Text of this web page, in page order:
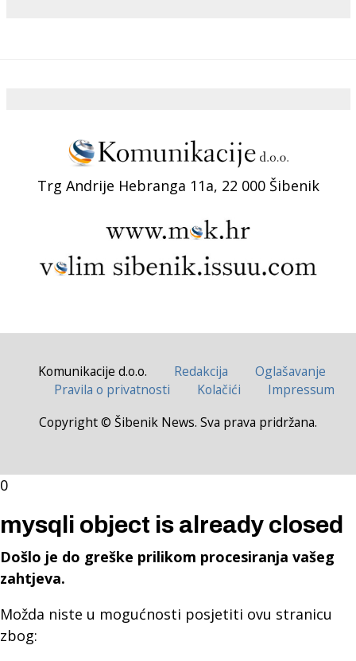
Trg Andrije Hebranga 11a, 22 000 Šibenik
Komunikacije d.o.o. Redakcija
Oglašavanje
Pravila o privatnosti
Kolačići
Impressum
Copyright © Šibenik News. Sva prava pridržana.
0
mysqli object is already closed
Došlo je do greške prilikom procesiranja vašeg
zahtjeva.
Možda niste u mogućnosti posjetiti ovu stranicu
zbog: